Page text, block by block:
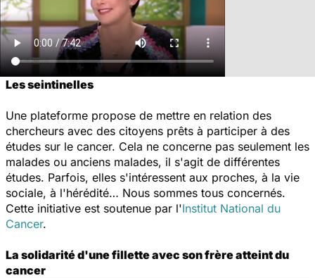
Les seintinelles
Une plateforme propose de mettre en relation des
chercheurs avec des citoyens prêts à participer à des
études sur le cancer. Cela ne concerne pas seulement les
malades ou anciens malades, il s'agit de différentes
études. Parfois, elles s'intéressent aux proches, à la vie
sociale, à l'hérédité… Nous sommes tous concernés.
Cette initiative est soutenue par l'Institut National du
Cancer.
La solidarité d'une fillette avec son frère atteint du
cancer